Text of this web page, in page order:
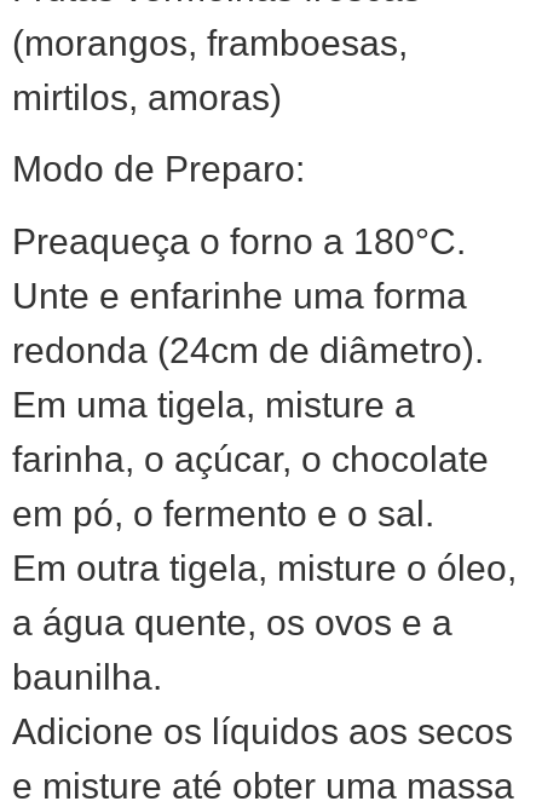
(morangos, framboesas,
mirtilos, amoras)
Modo de Preparo:
Preaqueça o forno a 180°C.
Unte e enfarinhe uma forma
redonda (24cm de diâmetro).
Em uma tigela, misture a
farinha, o açúcar, o chocolate
em pó, o fermento e o sal.
Em outra tigela, misture o óleo,
a água quente, os ovos e a
baunilha.
Adicione os líquidos aos secos
e misture até obter uma massa